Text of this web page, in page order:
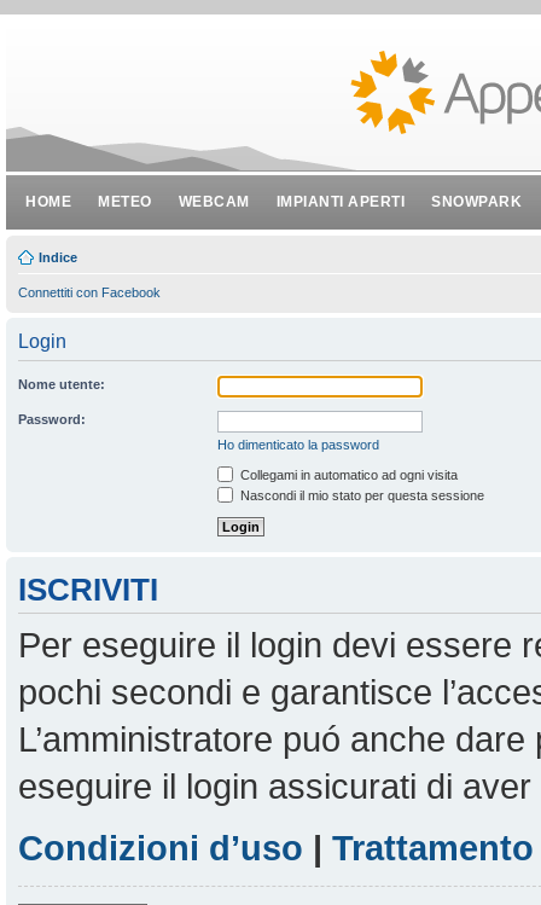
HOME METEO WEBCAM IMPIANTI APERTI SNOWPARK
Indice
Connettiti con Facebook
Login
Nome utente:
Password:
Ho dimenticato la password
Collegami in automatico ad ogni visita
Nascondi il mio stato per questa sessione
ISCRIVITI
Per eseguire il login devi essere
pochi secondi e garantisce
L’amministratore puó anche
eseguire il login assicurati di
Condizioni d’uso |